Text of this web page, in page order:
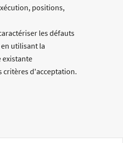
positions,
les défauts
utilisant la
critères d'acceptation.